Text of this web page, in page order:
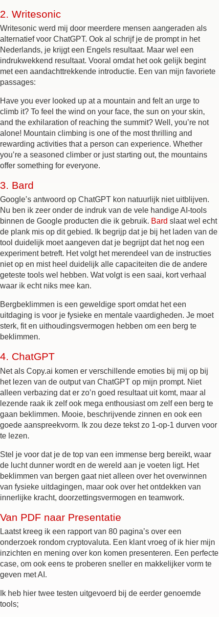
2. Writesonic
Writesonic werd mij door meerdere mensen aangeraden als
alternatief voor ChatGPT. Ook al schrijf je de prompt in het
Nederlands, je krijgt een Engels resultaat. Maar wel een
indrukwekkend resultaat. Vooral omdat het ook gelijk begint
met een aandachttrekkende introductie. Een van mijn favoriete
passages:
Have you ever looked up at a mountain and felt an urge to
climb it? To feel the wind on your face, the sun on your skin,
and the exhilaration of reaching the summit? Well, you’re not
alone! Mountain climbing is one of the most thrilling and
rewarding activities that a person can experience. Whether
you’re a seasoned climber or just starting out, the mountains
offer something for everyone.
3. Bard
Google’s antwoord op ChatGPT kon natuurlijk niet uitblijven.
Nu ben ik zeer onder de indruk van de vele handige AI-tools
binnen de Google producten die ik gebruik. Bard slaat wel echt
de plank mis op dit gebied. Ik begrijp dat je bij het laden van de
tool duidelijk moet aangeven dat je begrijpt dat het nog een
experiment betreft. Het volgt het merendeel van de instructies
niet op en mist heel duidelijk alle capaciteiten die de andere
geteste tools wel hebben. Wat volgt is een saai, kort verhaal
waar ik echt niks mee kan.
Bergbeklimmen is een geweldige sport omdat het een
uitdaging is voor je fysieke en mentale vaardigheden. Je moet
sterk, fit en uithoudingsvermogen hebben om een berg te
beklimmen.
4. ChatGPT
Net als Copy.ai komen er verschillende emoties bij mij op bij
het lezen van de output van ChatGPT op mijn prompt. Niet
alleen verbazing dat er zo’n goed resultaat uit komt, maar al
lezende raak ik zelf ook mega enthousiast om zelf een berg te
gaan beklimmen. Mooie, beschrijvende zinnen en ook een
goede aanspreekvorm. Ik zou deze tekst zo 1-op-1 durven voor
te lezen.
Stel je voor dat je de top van een immense berg bereikt, waar
de lucht dunner wordt en de wereld aan je voeten ligt. Het
beklimmen van bergen gaat niet alleen over het overwinnen
van fysieke uitdagingen, maar ook over het ontdekken van
innerlijke kracht, doorzettingsvermogen en teamwork.
Van PDF naar Presentatie
Laatst kreeg ik een rapport van 80 pagina’s over een
onderzoek rondom cryptovaluta. Een klant vroeg of ik hier mijn
inzichten en mening over kon komen presenteren. Een perfecte
case, om ook eens te proberen sneller en makkelijker vorm te
geven met AI.
Ik heb hier twee testen uitgevoerd bij de eerder genoemde
tools;